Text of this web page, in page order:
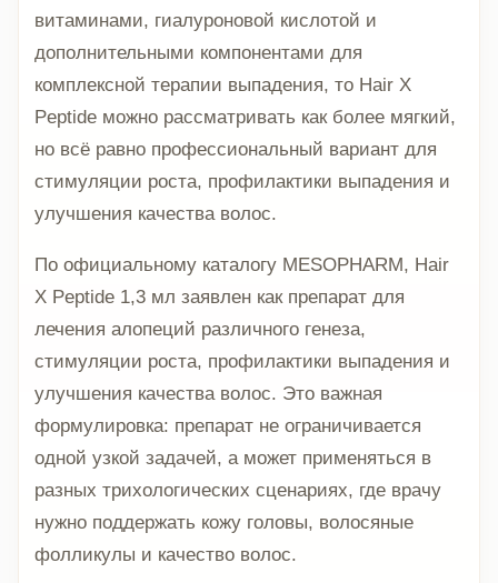
витаминами, гиалуроновой кислотой и
дополнительными компонентами для
комплексной терапии выпадения, то Hair X
Peptide можно рассматривать как более мягкий,
но всё равно профессиональный вариант для
стимуляции роста, профилактики выпадения и
улучшения качества волос.
По официальному каталогу MESOPHARM, Hair
X Peptide 1,3 мл заявлен как препарат для
лечения алопеций различного генеза,
стимуляции роста, профилактики выпадения и
улучшения качества волос. Это важная
формулировка: препарат не ограничивается
одной узкой задачей, а может применяться в
разных трихологических сценариях, где врачу
нужно поддержать кожу головы, волосяные
фолликулы и качество волос.